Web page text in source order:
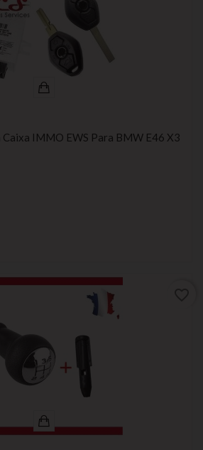
Caixa IMMO EWS Para BMW E46 X3